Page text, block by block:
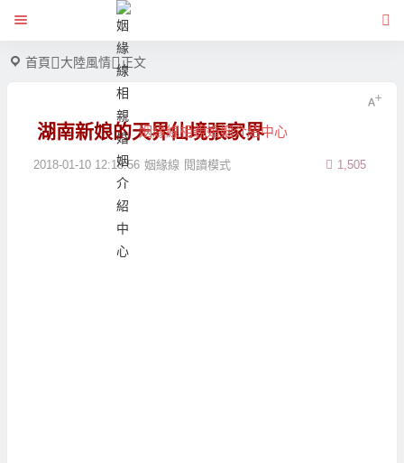
姻緣線相親婚姻介紹中心
首頁 大陸風情 正文
湖南新娘的天界仙境張家界
2018-01-10 12:18:56 姻緣線 1,505
閱讀模式